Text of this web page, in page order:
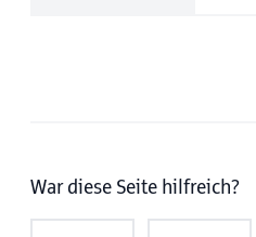
War diese Seite hilfreich?